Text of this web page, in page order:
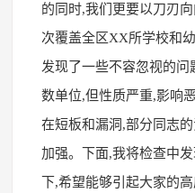
的同时,我们更要以刀刃
次覆盖全区XX所学校和
发现了一些不容忽视的
数单位,但性质严重,影响
在短板和漏洞,部分同志
加强。下面,我将检查中
下,希望能够引起大家的高